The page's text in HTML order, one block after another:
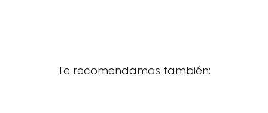
Te recomendamos también: